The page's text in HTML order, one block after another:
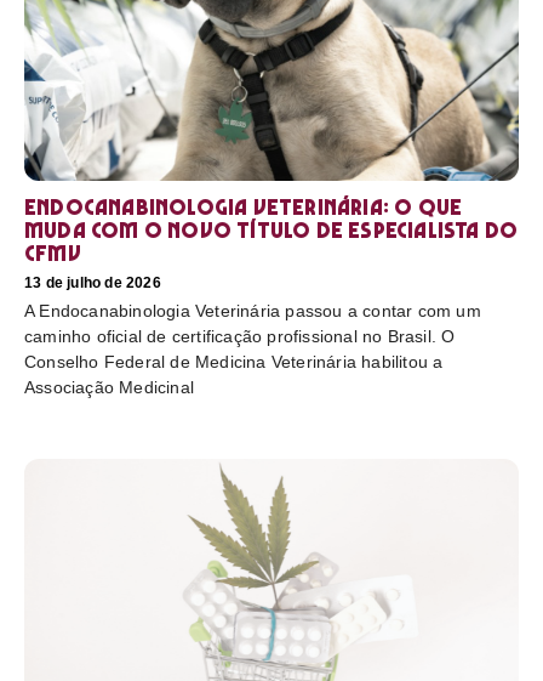
Endocanabinologia Veterinária: o que
muda com o novo título de especialista do
CFMV
13 de julho de 2026
A Endocanabinologia Veterinária passou a contar com um
caminho oficial de certificação profissional no Brasil. O
Conselho Federal de Medicina Veterinária habilitou a
Associação Medicinal